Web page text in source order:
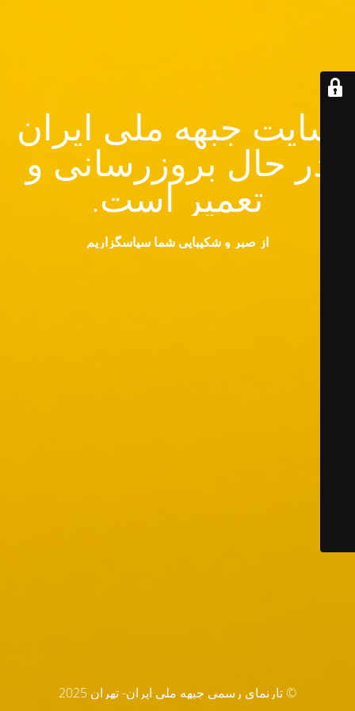
سایت جبهه ملی ایران
در حال بروزرسانی و
تعمیر است.
از صبر و شکیبایی شما سپاسگزاریم
© تارنماي رسمي جبهه ملي ايران- تهران 2025